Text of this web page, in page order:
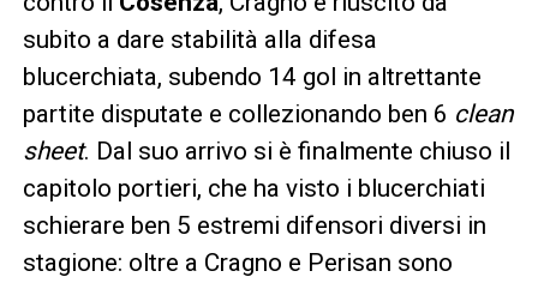
subito a dare stabilità alla difesa
blucerchiata, subendo 14 gol in altrettante
partite disputate e collezionando ben 6 clean
sheet. Dal suo arrivo si è finalmente chiuso il
capitolo portieri, che ha visto i blucerchiati
schierare ben 5 estremi difensori diversi in
stagione: oltre a Cragno e Perisan sono